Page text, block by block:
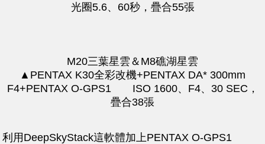
光圈5.6、60秒，疊合55張
M20三葉星雲＆M8礁湖星雲
▲PENTAX K30全彩改機+PENTAX DA* 300mm
F4+PENTAX O-GPS1 ISO 1600、F4、30 SEC，
疊合38張
利用DeepSkyStack這軟體加上PENTAX O-GPS1